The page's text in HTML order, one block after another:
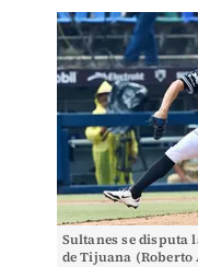
Sultanes se disputa
de Tijuana (Roberto